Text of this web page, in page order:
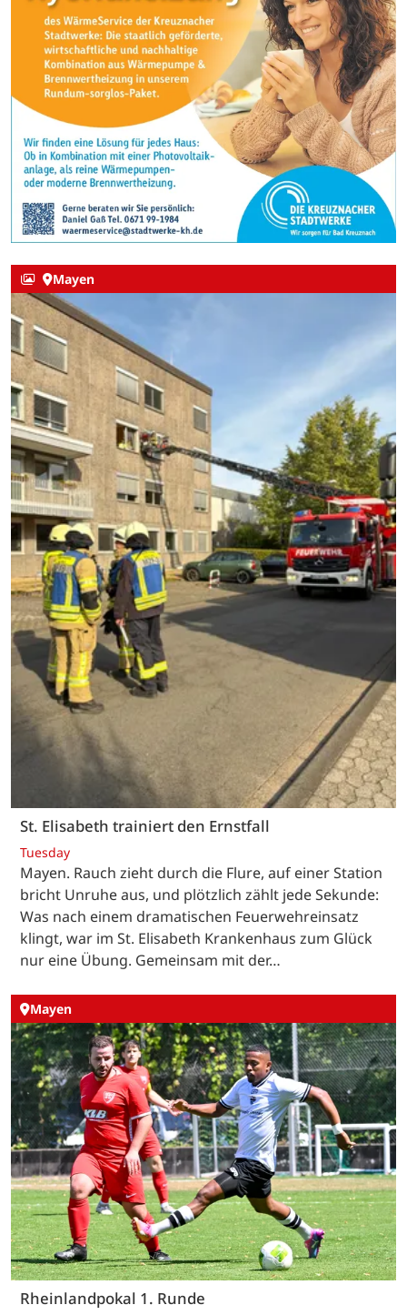
Mayen
St. Elisabeth trainiert den Ernstfall
Tuesday
Mayen. Rauch zieht durch die Flure, auf einer Station
bricht Unruhe aus, und plötzlich zählt jede Sekunde:
Was nach einem dramatischen Feuerwehreinsatz
klingt, war im St. Elisabeth Krankenhaus zum Glück
nur eine Übung. Gemeinsam mit der…
Mayen
Rheinlandpokal 1. Runde